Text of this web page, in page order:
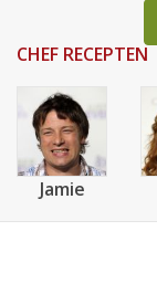
CHEF RECEPTEN
Jamie